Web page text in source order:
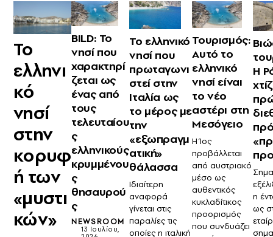
Το
ελληνι
κό
νησί
στην
κορυφ
ή των
«μυστι
κών»
BILD: Το
νησί που
χαρακτηρί
ζεται ως
ένας από
τους
τελευταίου
ς
ελληνικούς
κρυμμένου
ς
θησαυρού
ς
NEWSROOM
13 Ιουλίου,
Το ελληνικό
νησί που
πρωταγωνι
στεί στην
Ιταλία ως
το μέρος με
την
«εξωπραγμ
ατική»
θάλασσα
Ιδιαίτερη
αναφορά
γίνεται στις
παραλίες τις
οποίες η ιταλική
Τουρισμός:
Αυτό το
ελληνικό
νησί είναι
το νέο
αστέρι στη
Μεσόγειο
Η Ίος
προβάλλεται
από αυστριακό
μέσο ως
αυθεντικός
κυκλαδίτικος
προορισμός
που συνδυάζει
Η
η
ως